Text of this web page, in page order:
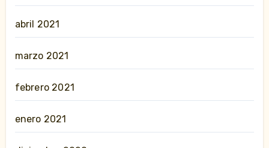
abril 2021
marzo 2021
febrero 2021
enero 2021